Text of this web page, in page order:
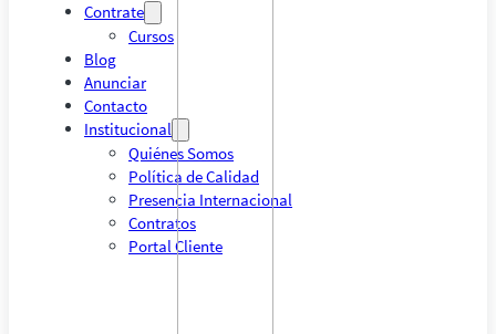
Contrate
Cursos
Blog
Anunciar
Contacto
Institucional
Quiénes Somos
Política de Calidad
Presencia Internacional
Contratos
Portal Cliente